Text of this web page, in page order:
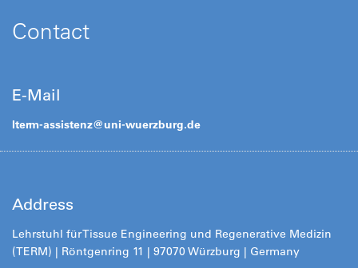
Contact
E-Mail
lterm-assistenz@uni-wuerzburg.de
Address
Lehrstuhl für Tissue Engineering und Regenerative Medizin
(TERM) | Röntgenring 11 | 97070 Würzburg | Germany